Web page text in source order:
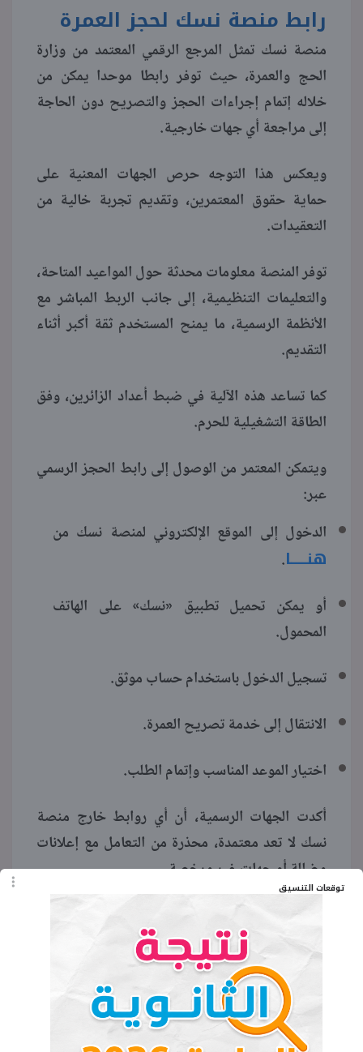
توقعات التنسيق
رابط منصة نسك لحجز العمرة
منصة نسك تمثل المرجع الرقمي المعتمد من وزارة
الحج والعمرة، حيث توفر رابطا موحدا يمكن من
خلاله إتمام إجراءات الحجز والتصريح دون الحاجة
إلى مراجعة أي جهات خارجية.
ويعكس هذا التوجه حرص الجهات المعنية على
حماية حقوق المعتمرين، وتقديم تجربة خالية من
التعقيدات.
توفر المنصة معلومات محدثة حول المواعيد المتاحة،
والتعليمات التنظيمية، إلى جانب الربط المباشر مع
الأنظمة الرسمية، ما يمنح المستخدم ثقة أكبر أثناء
التقديم.
كما تساعد هذه الآلية في ضبط أعداد الزائرين، وفق
الطاقة التشغيلية للحرم.
ويتمكن المعتمر من الوصول إلى رابط الحجز الرسمي
عبر:
الدخول إلى الموقع الإلكتروني لمنصة نسك من
هنـــــا.
أو يمكن تحميل تطبيق «نسك» على الهاتف
المحمول.
تسجيل الدخول باستخدام حساب موثق.
الانتقال إلى خدمة تصريح العمرة.
اختيار الموعد المناسب وإتمام الطلب.
أكدت الجهات الرسمية، أن أي روابط خارج منصة
نسك لا تعد معتمدة، محذرة من التعامل مع إعلانات
مضللة أو جهات غير مرخصة.
واصل منصة نسك لعب دور محوري في تنظيم العمرة،
حيث توفر قناة رسمية تجمع بين السهولة والأمان.
الكلمات المفتاحية